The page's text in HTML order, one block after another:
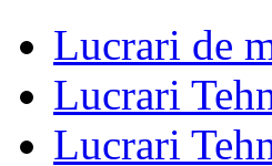
Lucrari de
Lucrari
Lucrari